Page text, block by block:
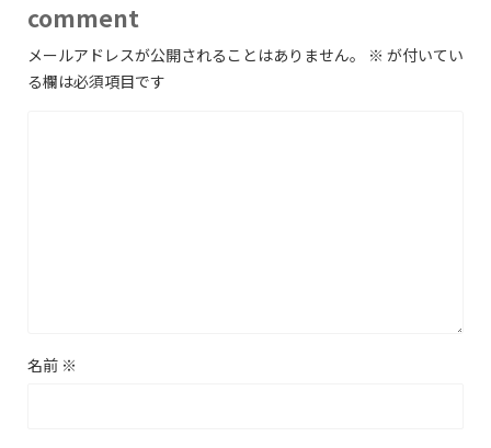
comment
メールアドレスが公開されることはありません。 ※ が付いてい
る欄は必須項目です
名前 ※